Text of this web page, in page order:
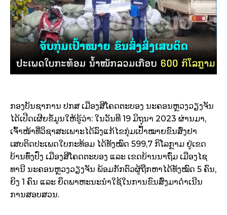
ກອງບັນຊາການ ປກສ ເມືອງສີໂຄດຕະບອງ ນະຄອນຫຼວງວຽງຈັນ
ໄດ້ເປີດເຜີຍຂໍ້ມູນໃຫ້ຮູ້ວ່າ: ໃນວັນທີ 19 ມິຖຸນາ 2023 ຜ່ານມາ,
ເຈົ້າໜ້າທີ່ວິຊາສະເພາະໄດ້ລົງແກ້ໄຂກຸ່ມເປົ້າໝາຍຂົນສົ່ງຢາ
ເສບຕິດປະເພດໃບກະທ້ອມ ໄດ້ທັງໝົດ 599,7 ກິໂລກຼາມ ຢູ່ເຂດ
ບ້ານທົ່ງປົ່ງ ເມືອງສີໂຄດຕະບອງ ແລະ ເຂດບ້ານນາຖົ່ມ ເມືອງໄຊ
ທານີ ນະຄອນຫຼວງວຽງຈັນ ພ້ອມກັກຕົວຜູ້ຖືກຫາໄດ້ທັງໝົດ 5 ຄົນ,
ຍິງ 1 ຄົນ ແລະ ຍຶດພາຫະນະນຳໃຊ້ໃນການຂົນສົ່ງມາດຳເນີນ
ການສອບສວນ.